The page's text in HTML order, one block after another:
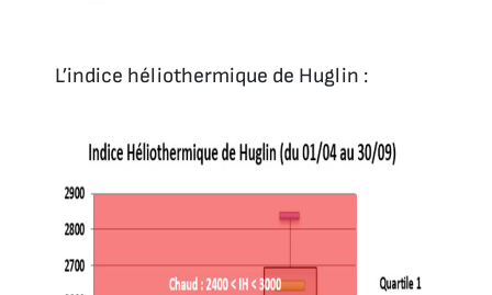
L’indice héliothermique de Huglin :